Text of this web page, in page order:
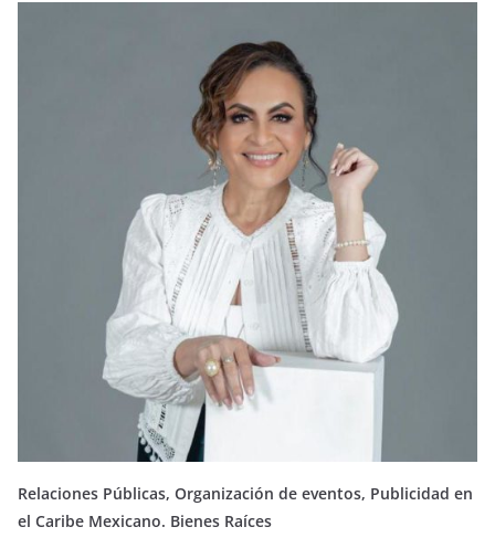
Relaciones Públicas, Organización de eventos, Publicidad en
el Caribe Mexicano. Bienes Raíces